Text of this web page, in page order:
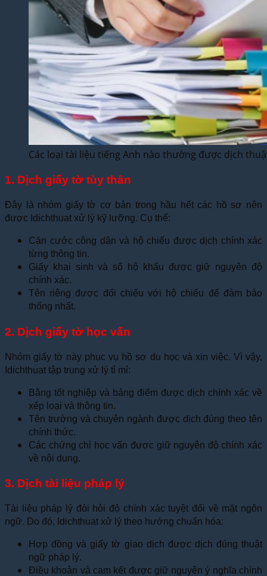
Các loại tài liệu tiếng Anh nào thường được dịch
1. Dịch giấy tờ tùy thân
Đây là nhóm giấy tờ cơ bản trong hầu hết các hồ sơ nên
được Idichthuat xử lý kỹ lưỡng. Cụ thể:
Căn cước công dân và hộ chiếu được dịch chính xác
từng thông tin.
Giấy khai sinh và sổ hộ khẩu được giữ nguyên độ
chính xác.
Tên riêng được đối chiếu với hộ chiếu để đảm bảo
thống nhất.
2. Dịch giấy tờ học vấn
Nhóm giấy tờ này phục vụ hồ sơ du học và xin việc. Vì vậy,
Idichthuat tập trung xử lý tỉ mỉ:
Bằng tốt nghiệp và bảng điểm được dịch chính xác về
xếp loại và thông tin.
Tên trường và chuyên ngành được dịch đúng theo tên
chính thức.
Các chứng chỉ học vấn được giữ nguyên độ chính xác
về nội dung.
3. Dịch tài liệu pháp lý
Tài liệu pháp lý đòi hỏi độ chính xác tuyệt đối về mặt ngôn
ngữ. Do đó, Idichthuat xử lý theo hướng chuẩn hóa:
Hợp đồng và giấy tờ giao dịch được dịch đúng thuật
ngữ pháp lý.
Điều khoản và cam kết được giữ nguyên ý nghĩa chính